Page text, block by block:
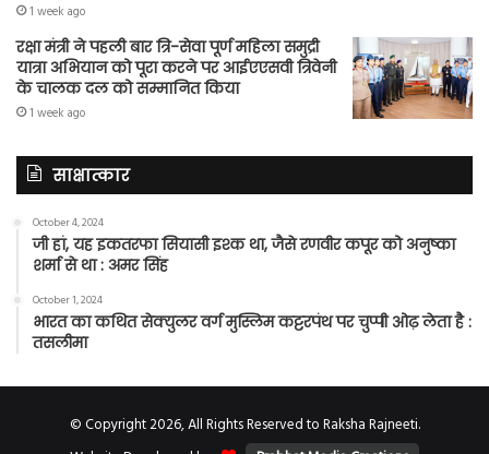
1 week ago
रक्षा मंत्री ने पहली बार त्रि-सेवा पूर्ण महिला समुद्री
यात्रा अभियान को पूरा करने पर आईएएसवी त्रिवेनी
के चालक दल को सम्मानित किया
1 week ago
साक्षात्कार
October 4, 2024
जी हां, यह इकतरफा सियासी इश्क था, जैसे रणवीर कपूर को अनुष्का
शर्मा से था : अमर सिंह
October 1, 2024
भारत का कथित सेक्युलर वर्ग मुस्लिम कट्टरपंथ पर चुप्पी ओढ़ लेता है :
तसलीमा
© Copyright 2026, All Rights Reserved to Raksha Rajneeti.